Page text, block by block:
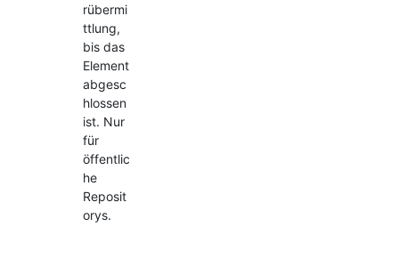
rübermi
ttlung,
bis das
Element
abgesc
hlossen
ist. Nur
für
öffentlic
he
Reposit
orys.